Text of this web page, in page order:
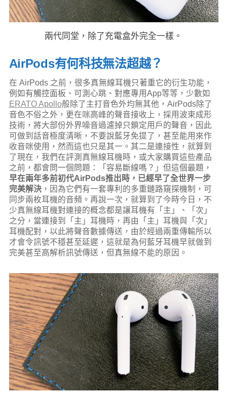
兩代同堂，除了充電盒外完全一樣。
AirPods有何科技無法超越？
在 AirPods 之前，很多真無線耳機只著重它的衍生功能，
例如有觸控面板、可測心跳、對應專用App等等，少數如
ERATO Apollo般除了主打音色外均無其他，AirPods除了
音色不俗之外，更在咪高峰的聲音接收上，採用波束成形
技術，將大部份外界噪音過濾掉只鎖定用戶的聲音，因此
可做到話音極度清晰，不要說藍牙免提了，甚至能用來作
收音咪使用，然而這也只是其一。其二是連接性，就算到
了現在，我們在評測真無線耳機時，或大家購買這些產品
之前，都會問一個問題：「容易斷線嗎？」但這個最題，
早在兩年多前初代AirPods推出時，已經早了全世界一步
完美解決，因為它們有一套專利的多重鏈路窺探機制，可
同步兩枚耳機的音頻。再說一次，就算到了今時今日，不
少真無線耳機對連接的概念都是讓耳機有「主」、「次」
之分，當連接到「主」耳機時，再由「主」耳機與「次」
耳機配對，以此將聲音數據傳送，由於經過兩重傳輸所以
才會令訊號不穩甚至延遲，這就是為何藍牙耳機早就做到
完美甚至高解析訊號傳送，但真無線不能的原因。